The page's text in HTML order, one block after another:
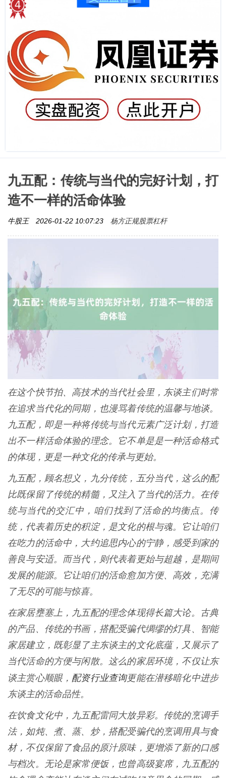
九五配：传统与当代的完好计划，打
造不一样的活命体验
牛股王 2026-01-22 10:07:23 杨方正规股票杠杆
在这个快节拍、高技术的当代社会里，东谈主们时常
在追求当代化的同期，也漫骂着传统的温馨与地谈。
九五配，即是一种将传统与当代元素广泛计划，打造
出不一样活命体验的理念。它不单是是一种活命格式
的体现，更是一种文化的传承与更始。
九五配，顾名想义，九分传统，五分当代，这么的配
比既保留了传统的精髓，又注入了当代的活力。在传
统与当代的交汇中，咱们找到了活命的均衡点。传
统，代表着历史的积淀，是文化的根与魂。它让咱们
在吃力的活命中，大约追思内心的宁静，感受到家的
善良与安适。而当代，则代表着更始与超越，是期间
发展的能源。它让咱们的活命愈加方便、高效，充满
了无尽的可能与惊喜。
在家居壅塞上，九五配的理念体现得长篇大论。古典
的产品、传统的书画，搭配受骗代绸缪的灯具、智能
家居建立，既彰显了主东谈主的文化底蕴，又展示了
当代活命的方便与闲散。这么的家居环境，不仅让东
谈主赏心顺眼， 配资行业查询更能在潜移暗化中进步
东谈主的活命品性。
在饮食文化中，九五配雷同大放异彩。传统的烹调手
法，如炖、煮、蒸、炒，搭配受骗代的烹调用具与食
材，不仅保留了食品的原汁原味，更增添了新的口感
与档次。无论是家常便饭，也曾高级宴席，九五配的